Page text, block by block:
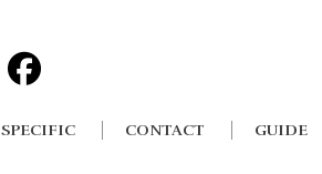
SPECIFIC CONTACT GUIDE